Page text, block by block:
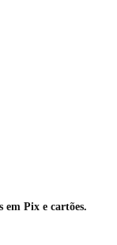
em Pix e cartões.